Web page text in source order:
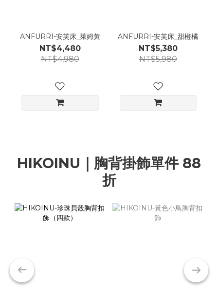
ANFURRI-安芙床_萊姆黃
NT$4,480
NT$4,980
ANFURRI-安芙床_甜橙橘
NT$5,380
NT$5,980
HIKOINU｜胸背掛飾單件 88
折